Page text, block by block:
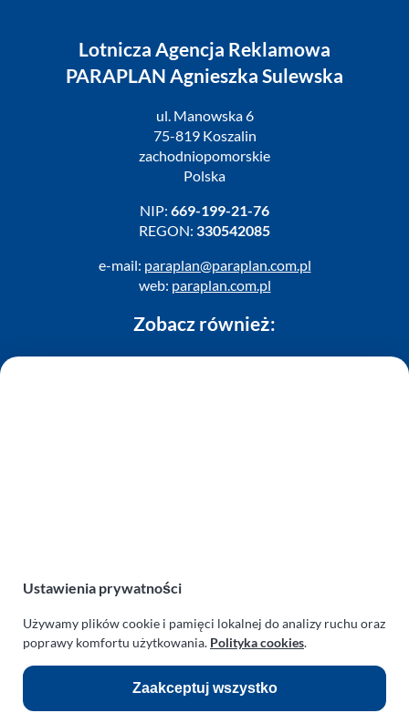
Lotnicza Agencja Reklamowa
PARAPLAN Agnieszka Sulewska
ul. Manowska 6
75-819 Koszalin
zachodniopomorskie
Polska
NIP: 669-199-21-76
REGON: 330542085
e-mail: paraplan@paraplan.com.pl
web: paraplan.com.pl
Zobacz również:
Flight Operations Consulting
Bolling Modellballone
Ustawienia prywatności
Używamy plików cookie i pamięci lokalnej do analizy ruchu oraz
poprawy komfortu użytkowania. Polityka cookies.
Zaakceptuj wszystko